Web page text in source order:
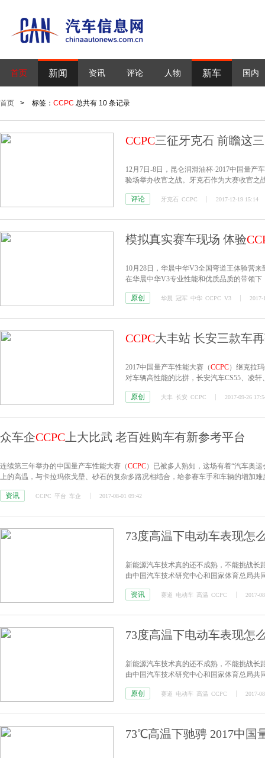
首页 新闻 资讯 评论 人物 新车 国内
首页 > 标签： CCPC 总共有 10 条记录
CCPC三征牙克石 前瞻这
12月7日-8日，昆仑润滑油杯·2017中国量产
验场举办收官之战。牙克石作为大赛收官之
评论 牙克石 CCPC 2017-12-19 15:14
模拟真实赛车现场 体验
10月28日，华晨中华V3全国弯道王体验营
在华晨中华V3专业性能和优质品质的带领
原创
华晨 冠军 中华 CCPC V3 2017-
CCPC大丰站 长安三款车
2017中国量产车性能大赛（CCPC）继克拉
对车辆高性能的比拼，长安汽车CS55、凌
原创 大丰 长安 CCPC 2017-09-26
众车企CCPC 上大比武 老百姓购车有新参考平台
连续第三年举办的中国量产车性能大赛（CCPC）已被多人熟知，这场有着“汽车奥
上的高温，与卡拉玛依戈壁、砂石的复杂多路况相结合，给参赛车手和车辆的增加难
资讯 CCPC 平台 车企 2017-08-01 09:42
73度高温下电动车表现怎
新能源汽车技术真的还不成熟，不能挑战长
由中国汽车技术研究中心和国家体育总局共
资讯
赛道 电动车 高温 CCPC 2017-
73度高温下电动车表现怎
新能源汽车技术真的还不成熟，不能挑战长
由中国汽车技术研究中心和国家体育总局共
原创
赛道 电动车 高温 CCPC 2017-
73℃高温下驰骋 2017中国